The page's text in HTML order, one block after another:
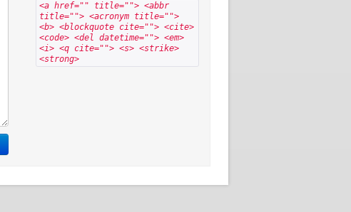
<a href="" title=""> <abbr
title=""> <acronym title="">
<b> <blockquote cite=""> <cite>
<code> <del datetime=""> <em>
<i> <q cite=""> <s> <strike>
<strong>